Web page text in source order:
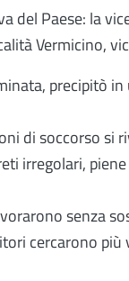
del Paese: la
Vermicino,
precipitò
di soccorso si
irregolari,
senza
cercarono